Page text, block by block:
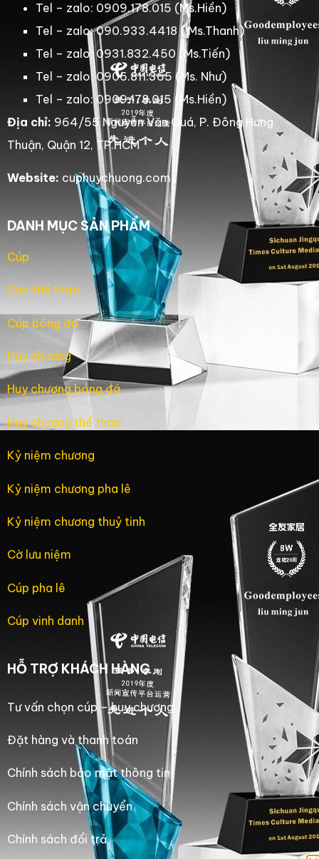
Tel – zalo: 0909.178.015 (Ms.Hiền)
Tel – zalo: 090.933.4418 ( Ms.Thanh)
Tel – zalo: 0931.832.450 (Ms.Tiến)
Tel – zalo: 0906.811.365 (Ms. Như)
Tel – zalo: 0909.178.015 (Ms.Hiền)
Địa chỉ: 964/55 Nguyễn Văn Quá, P. Đông Hưng
Thuận, Quận 12, TP.HCM
Website: cuphuychuong.com
DANH MỤC SẢN PHẨM
Cúp
Cúp thể thao
Cúp bóng đá
Huy chương
Huy chương bóng đá
Huy chương thể thao
Kỷ niệm chương
Kỷ niệm chương pha lê
Kỷ niệm chương thuỷ tinh
Cờ lưu niệm
Cúp pha lê
Cúp vinh danh
HỖ TRỢ KHÁCH HÀNG
Tư vấn chọn cúp – huy chương
Đặt hàng và thanh toán
Chính sách bảo mật thông tin
Chính sách vận chuyển
Chính sách đổi trả